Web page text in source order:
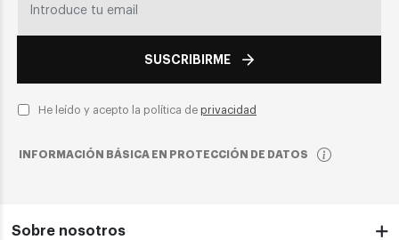
SUSCRIBIRME
He leído y acepto la política de privacidad
INFORMACIÓN BÁSICA EN PROTECCIÓN DE DATOS
Sobre nosotros